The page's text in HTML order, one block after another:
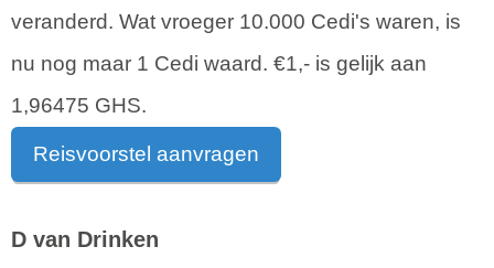
veranderd. Wat vroeger 10.000 Cedi's waren, is
nu nog maar 1 Cedi waard. €1,- is gelijk aan
1,96475 GHS.
Reisvoorstel aanvragen
D van Drinken